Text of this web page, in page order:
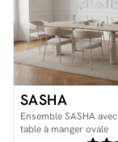
SASHA
Ensemble SASHA avec
table à manger ovale